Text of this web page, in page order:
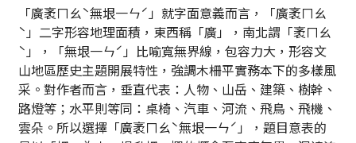
「廣袤ㄇㄠˋ無垠一ㄣˊ」就字面意義而言，「廣袤ㄇㄠ
ˋ」二字形容地理面積，東西稱「廣」，南北謂「袤ㄇㄠ
ˋ」，「無垠一ㄣˊ」比喻寬無界線，包容力大，形容文
山地區歷史主題開展特性，強調木柵平實務本下的多樣風
采。對作者而言，垂直代表：人物、山岳、建築、樹幹、
路燈等；水平則等同：桌椅、汽車、河流、飛鳥、飛機、
雲朵。所以選擇「廣袤ㄇㄠˋ無垠一ㄣˊ」，題目意表的